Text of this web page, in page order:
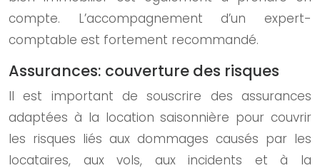
compte. L’accompagnement d’un expert-
comptable est fortement recommandé.
Assurances: couverture des risques
Il est important de souscrire des assurances
adaptées à la location saisonnière pour couvrir
les risques liés aux dommages causés par les
locataires, aux vols, aux incidents et à la